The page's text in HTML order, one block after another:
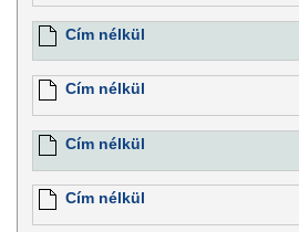
Cím nélkül
Cím nélkül
Cím nélkül
Cím nélkül